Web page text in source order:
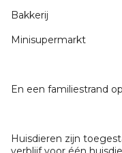
Bakkerij
Minisupermarkt
En een familiestrand
Huisdieren zijn